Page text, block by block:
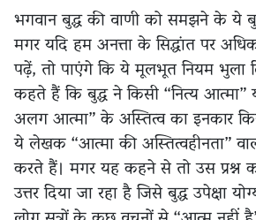
भगवान बुद्ध की वाणी को समझने के ये
मगर यदि हम अनत्ता के सिद्धांत पर
पढ़ें, तो पाएंगे कि ये मूलभूत नियम
कहते हैं कि बुद्ध ने किसी “नित्य आत्मा”
अलग आत्मा” के अस्तित्व का इनकार
ये लेखक “आत्मा की अस्तित्वहीनता”
करते हैं। मगर यह कहने से तो उस प्रश्न
उत्तर दिया जा रहा है जिसे बुद्ध उपेक्षा